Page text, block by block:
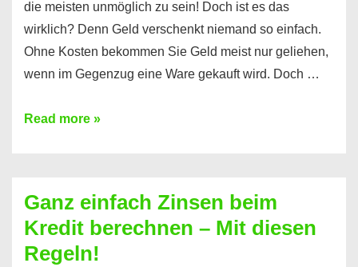
die meisten unmöglich zu sein! Doch ist es das
wirklich? Denn Geld verschenkt niemand so einfach.
Ohne Kosten bekommen Sie Geld meist nur geliehen,
wenn im Gegenzug eine Ware gekauft wird. Doch …
Einen
bekommen?
So
ist
Read more »
Ganz einfach Zinsen beim
Kredit berechnen – Mit diesen
Regeln!